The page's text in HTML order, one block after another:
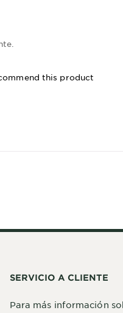
this product
SERVICIO A CLIENTE
Para más información